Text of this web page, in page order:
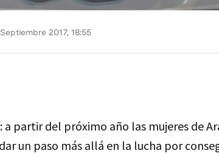
2017, 18:55
a partir del próximo año las mujeres de
un paso más allá en la lucha por